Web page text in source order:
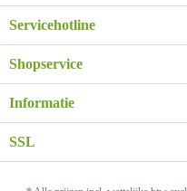
Servicehotline
Shopservice
Informatie
SSL